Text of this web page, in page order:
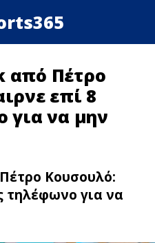
από Πέτρο
επί 8
για να μην
Κουσουλό:
τηλέφωνο για να